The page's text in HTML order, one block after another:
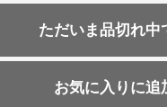
ただいま品切れ中
お気に入りに追